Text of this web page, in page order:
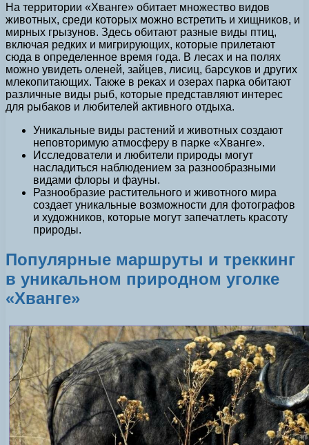
На территории «Хванге» обитает множество видов
животных, среди которых можно встретить и хищников, и
мирных грызунов. Здесь обитают разные виды птиц,
включая редких и мигрирующих, которые прилетают
сюда в определенное время года. В лесах и на полях
можно увидеть оленей, зайцев, лисиц, барсуков и других
млекопитающих. Также в реках и озерах парка обитают
различные виды рыб, которые представляют интерес
для рыбаков и любителей активного отдыха.
Уникальные виды растений и животных создают
неповторимую атмосферу в парке «Хванге».
Исследователи и любители природы могут
насладиться наблюдением за разнообразными
видами флоры и фауны.
Разнообразие растительного и животного мира
создает уникальные возможности для фотографов
и художников, которые могут запечатлеть красоту
природы.
Популярные маршруты и треккинг
в уникальном природном уголке
«Хванге»